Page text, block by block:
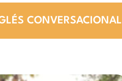
CONVERSACIONAL